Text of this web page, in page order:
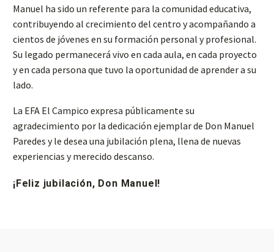
Manuel ha sido un referente para la comunidad educativa,
contribuyendo al crecimiento del centro y acompañando a
cientos de jóvenes en su formación personal y profesional.
Su legado permanecerá vivo en cada aula, en cada proyecto
y en cada persona que tuvo la oportunidad de aprender a su
lado.
La EFA El Campico expresa públicamente su
agradecimiento por la dedicación ejemplar de Don Manuel
Paredes y le desea una jubilación plena, llena de nuevas
experiencias y merecido descanso.
¡Feliz jubilación, Don Manuel!